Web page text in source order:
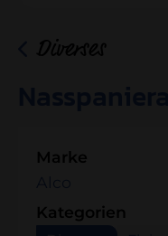
Diverses
Marke
Kategorien